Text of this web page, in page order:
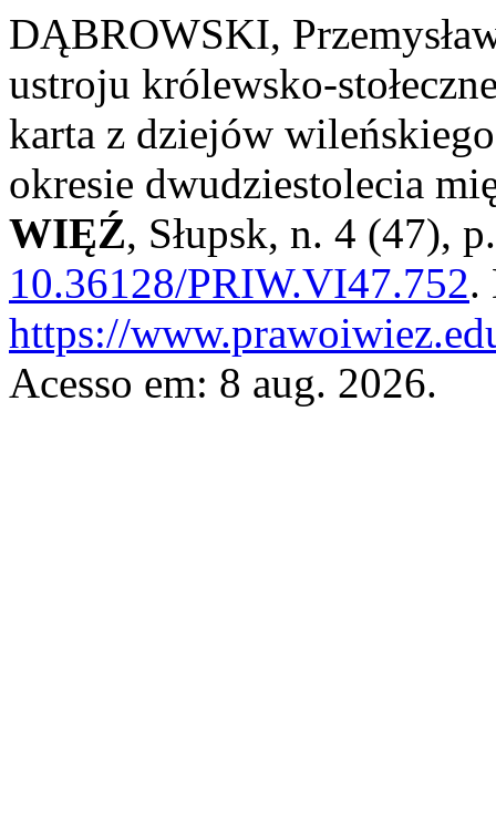
DĄBROWSKI,
ustroju królewsko-
karta z dziejów
okresie dwudziestolecia
WIĘŹ, Słupsk, n. 4 (47),
10.36128/PRIW.VI47.752.
https://
Acesso em: 8 aug. 2026.